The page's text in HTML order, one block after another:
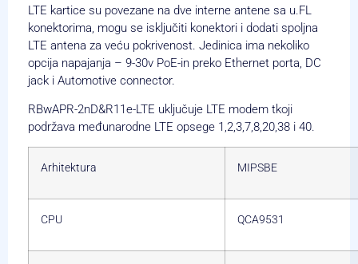
LTE kartice su povezane na dve interne antene sa u.FL
konektorima, mogu se isključiti konektori i dodati spoljna
LTE antena za veću pokrivenost. Jedinica ima nekoliko
opcija napajanja – 9-30v PoE-in preko Ethernet porta, DC
jack i Automotive connector.
RBwAPR-2nD&R11e-LTE uključuje LTE modem tkoji
podržava međunarodne LTE opsege 1,2,3,7,8,20,38 i 40.
Arhitektura MIPSBE
CPU QCA9531